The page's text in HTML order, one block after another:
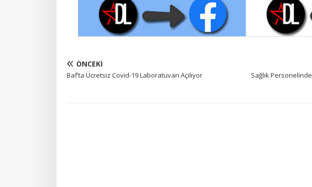
ÖNCEKI
Baf’ta Ücretsiz Covid-19 Laboratuvarı Açılıyor
Sağlık